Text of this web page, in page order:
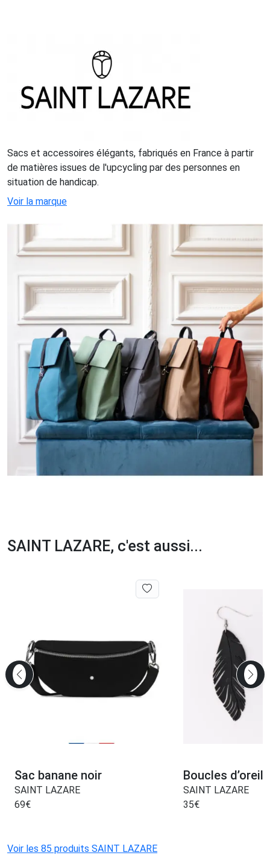
Sacs et accessoires élégants, fabriqués en France à partir
de matières issues de l'upcycling par des personnes en
situation de handicap.
Voir la marque
SAINT LAZARE, c'est aussi...
Sac banane noir
SAINT LAZARE
69€
Boucles
SAINT LAZARE
35€
Voir les 85 produits SAINT LAZARE